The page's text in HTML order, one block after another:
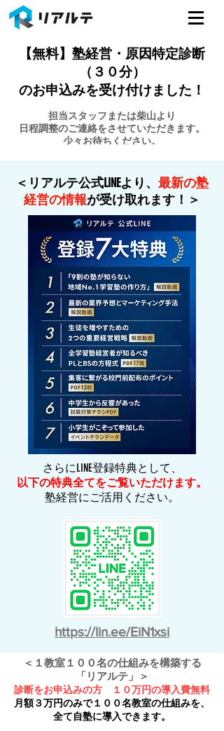
【無料】塾経営・原因特定診断
（３０分）
のお申込みを受け付けました！
担当スタッフまたは柴山より
日程調整のご連絡をさせていただきます。
​少々お待ちください。
＜リアルテ公式LINEより、 最新の塾
経営の情報が受け取れます！＞
さらにLINE登録特典として、
以下の特典全てをご覧いただけます。
塾経営にご活用ください。
https://lin.ee/EiN1xsi
＜１教室１００名の仕組みを構築する
「リアルテ」＞
診断をお申込みの方 １０万円の導入費無料
月額３万円のみで１００名教室の仕組みを、
全て自塾に導入できます。